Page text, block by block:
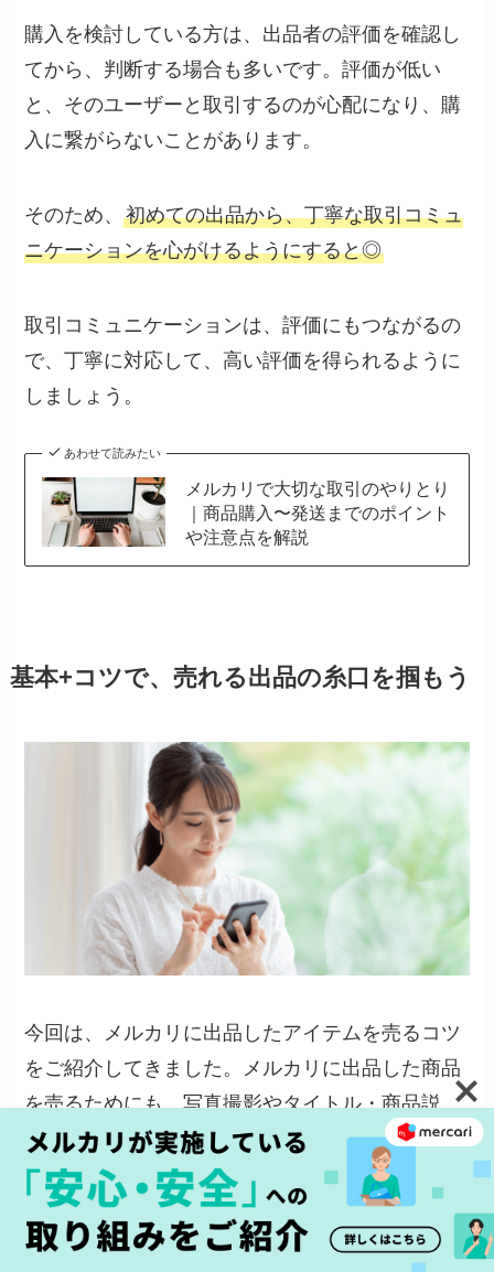
購入を検討している方は、出品者の評価を確認し
てから、判断する場合も多いです。評価が低い
と、そのユーザーと取引するのが心配になり、購
入に繋がらないことがあります。
そのため、初めての出品から、丁寧な取引コミュ
ニケーションを心がけるようにすると◎
取引コミュニケーションは、評価にもつながるの
で、丁寧に対応して、高い評価を得られるように
しましょう。
あわせて読みたい
メルカリで大切な取引のやりとり
｜商品購入〜発送までのポイント
や注意点を解説
基本+コツで、売れる出品の糸口を掴もう
今回は、メルカリに出品したアイテムを売るコツ
をご紹介してきました。メルカリに出品した商品
を売るためにも、写真撮影やタイトル・商品説
明、値段の決め方、出品タイミングなど、コツを
押さえて出品しましょう。
大切なのは、購入者のことを考えた丁寧な取引を